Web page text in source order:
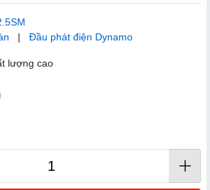
| Đầu phát điện Dynamo
lượng cao